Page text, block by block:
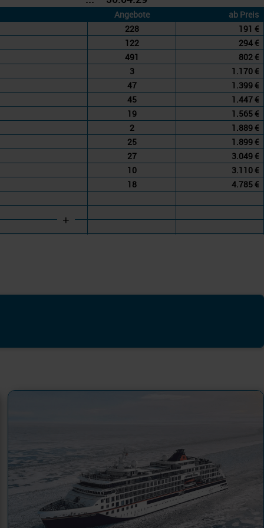
Angebote
ab Preis
228
191 €
122
294 €
491
802 €
3
1.170 €
47
1.399 €
45
1.447 €
19
1.565 €
2
1.889 €
25
1.899 €
27
3.049 €
10
3.110 €
18 4.785 €
+